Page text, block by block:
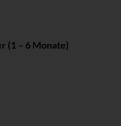
(1 – 6 Monate)